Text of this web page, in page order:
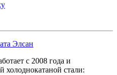
с 2008 года и
холоднокатаной стали: